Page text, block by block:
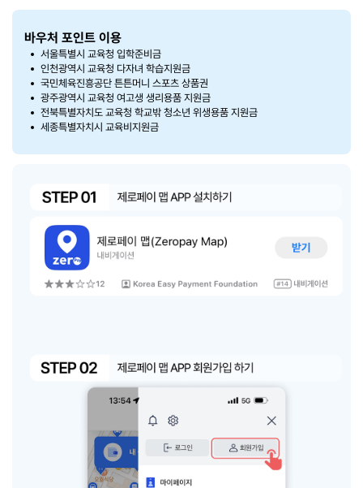
바우처 포인트 이용
서울특별시 교육청 입학준비금
인천광역시 교육청 다자녀 학습지원금
국민체육진흥공단 튼튼머니 스포츠 상품권
광주광역시 교육청 여고생 생리용품 지원금
전북특별자치도 교육청 학교밖 청소년 위생용품 지원금
세종특별자치시 교육비지원금